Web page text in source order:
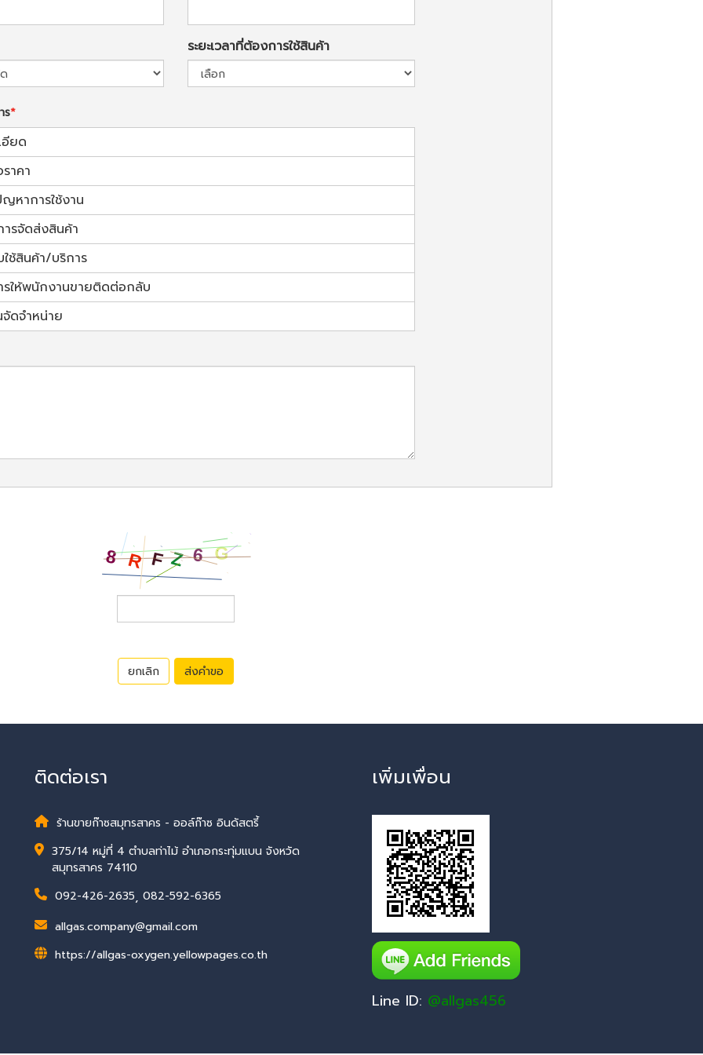
ระยะเวลาที่ต้องการใช้สินค้า
ร
อียด
ราคา
หาการใช้งาน
รจัดส่งสินค้า
ช้สินค้า/บริการ
ให้พนักงานขายติดต่อกลับ
ดจำหน่าย
ยกเลิก ส่งคำขอ
ติดต่อเรา
ร้านขายก๊าซสมุทรสาคร - ออล์ก๊าซ อินดัสตรี้
375/14 หมู่ที่ 4 ตำบลท่าไม้ อำเภอกระทุ่มแบน จังหวัด
สมุทรสาคร 74110
092-426-2635, 082-592-6365
allgas.company@gmail.com
https://allgas-oxygen.yellowpages.co.th
เพิ่มเพื่อน
Line ID: @allgas456